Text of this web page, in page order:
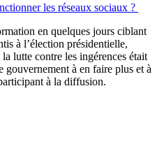
les réseaux sociaux ?
en quelques jours ciblant
à l’élection présidentielle,
lutte contre les ingérences était
à en faire plus et à
à la diffusion.